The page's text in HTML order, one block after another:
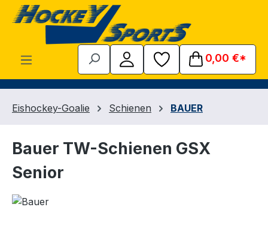
Zum Hauptinhalt springen
0,00 €*
Eishockey-Goalie Schienen BAUER
Bauer TW-Schienen GSX
Senior